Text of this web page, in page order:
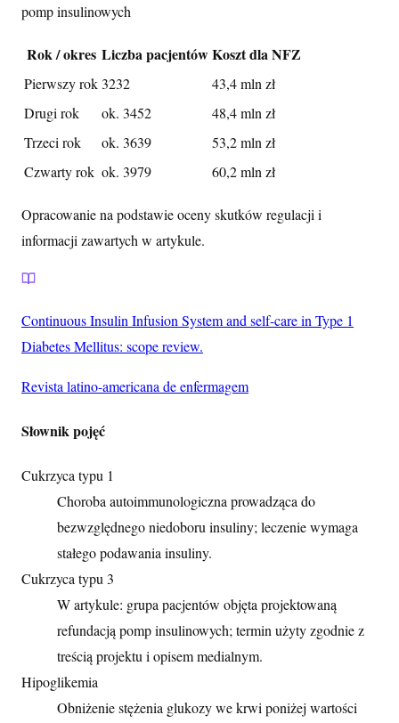
pomp insulinowych
Rok / okres Liczba pacjentówKoszt dla NFZ
Pierwszy rok3232
43,4 mln zł
Drugi rok
ok. 3452
48,4 mln zł
Trzeci rok
ok. 3639
53,2 mln zł
Czwarty rok ok. 3979 60,2 mln zł
Opracowanie na podstawie oceny skutków regulacji i
informacji zawartych w artykule.
Continuous Insulin Infusion System and self-care in Type 1
Diabetes Mellitus: scope review.
Revista latino-americana de enfermagem
Słownik pojęć
Cukrzyca typu 1
Choroba autoimmunologiczna prowadząca do
bezwzględnego niedoboru insuliny; leczenie wymaga
stałego podawania insuliny.
Cukrzyca typu 3
W artykule: grupa pacjentów objęta projektowaną
refundacją pomp insulinowych; termin użyty zgodnie z
treścią projektu i opisem medialnym.
Hipoglikemia
Obniżenie stężenia glukozy we krwi poniżej wartości